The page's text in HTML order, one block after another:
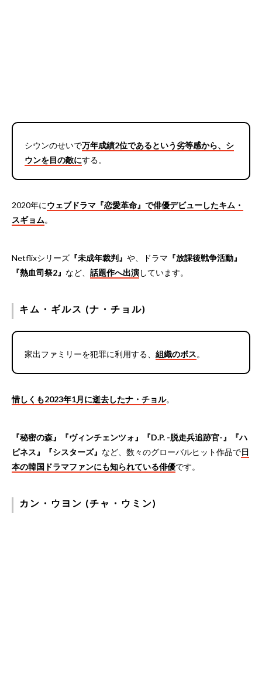
シウンのせいで万年成績2位であるという劣等感から、シ
ウンを目の敵にする。
2020年にウェブドラマ『恋愛革命』で俳優デビューしたキム・
スギョム。
Netflixシリーズ 『未成年裁判』 や、ドラマ 『放課後戦争活動』
『熱血司祭2』 など、 話題作へ出演しています。
キム・ギルス (ナ・チョル)
家出ファミリーを犯罪に利用する、 組織のボス。
惜しくも2023年1月に逝去したナ・チョル。
『秘密の森』『ヴィンチェンツォ』『D.P. -脱走兵追跡官-』『ハ
ピネス』『シスターズ』 など、数々のグローバルヒット作品で日
本の韓国ドラマファンにも知られている俳優です。
カン・ウヨン (チャ・ウミン)